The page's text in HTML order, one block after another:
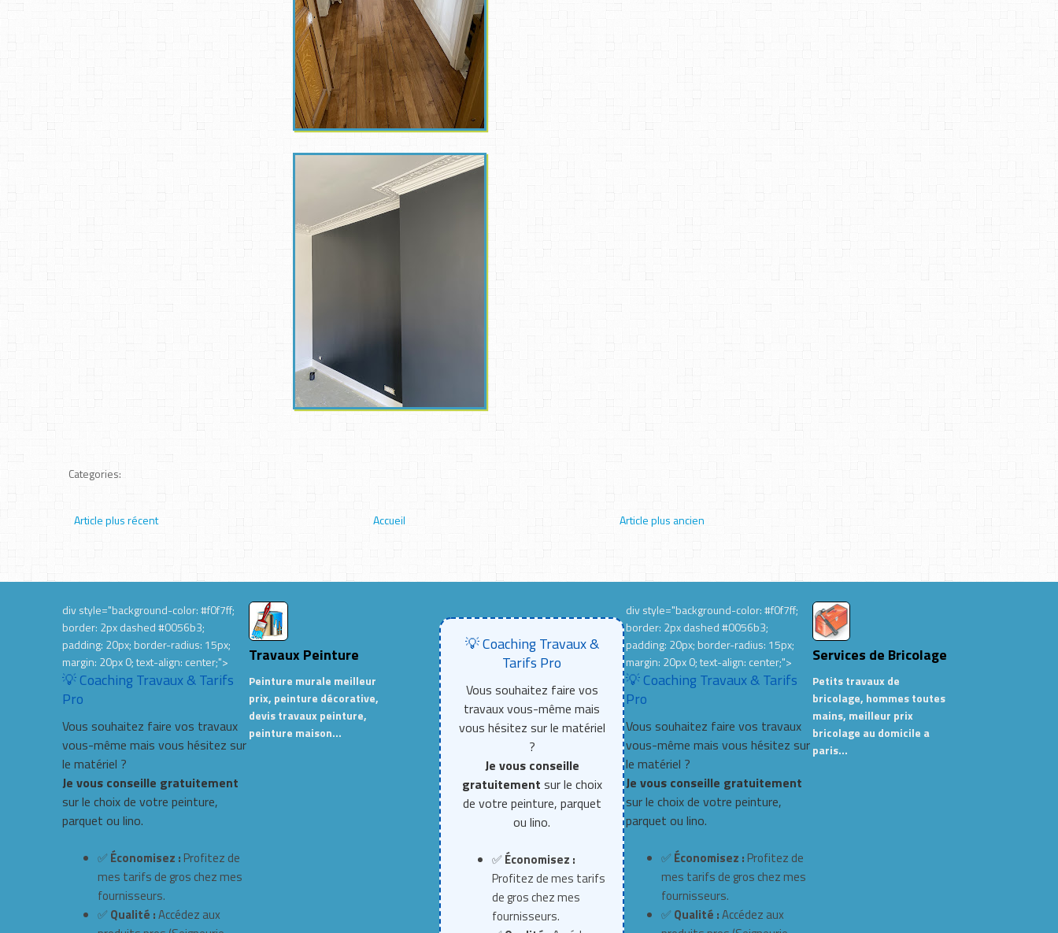
Categories:
Article plus récent Article plus ancien
Accueil
div style="background-color: #f0f7ff;
border: 2px dashed #0056b3;
padding: 20px; border-radius: 15px;
margin: 20px 0; text-align: center;">
💡 Coaching Travaux & Tarifs
Pro
Vous souhaitez faire vos travaux
vous-même mais vous hésitez sur
le matériel ?
Je vous conseille gratuitement
sur le choix de votre peinture,
parquet ou lino.
✅ Économisez : Profitez de
mes tarifs de gros chez mes
fournisseurs.
✅ Qualité :Accédez aux
Travaux Peinture
Peinture murale meilleur
prix, peinture décorative,
devis travaux peinture,
peinture maison…
Services de Bricolage
Petits travaux de
bricolage, hommes toutes
mains, meilleur prix
bricolage au domicile a
paris…
div style="background-color: #f0f7ff;
border: 2px dashed #0056b3;
padding: 20px; border-radius: 15px;
margin: 20px 0; text-align: center;">
💡 Coaching Travaux & Tarifs
Pro
Vous souhaitez faire vos travaux
vous-même mais vous hésitez sur
le matériel ?
Je vous conseille gratuitement
sur le choix de votre peinture,
parquet ou lino.
✅ Économisez : Profitez de
mes tarifs de gros chez mes
fournisseurs.
✅ Qualité :Accédez aux
💡 Coaching Travaux &
Tarifs Pro
Vous souhaitez faire vos
travaux vous-même mais
vous hésitez sur le matériel
?
Je vous conseille
gratuitement sur le choix
de votre peinture, parquet
ou lino.
✅Économisez :
Profitez de mes tarifs
de gros chez mes
fournisseurs.